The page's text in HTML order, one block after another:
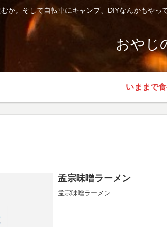
か。そして自転車にキャンプ、DIYなんかもや
おやじ
いままで
孟宗味噌ラーメン
孟宗味噌ラーメン